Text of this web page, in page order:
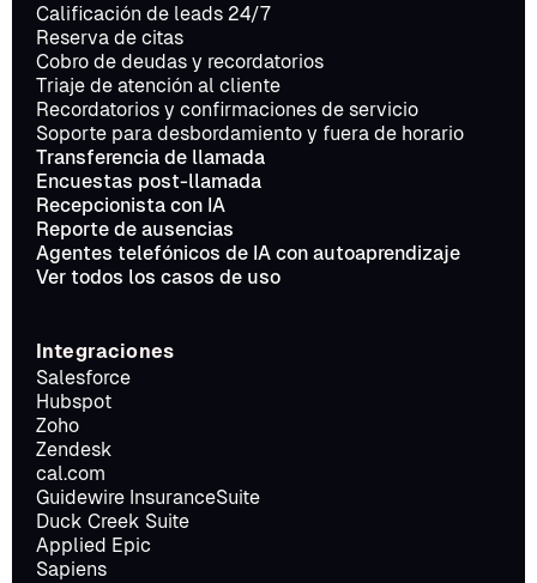
Calificación de leads 24/7
Reserva de citas
Cobro de deudas y recordatorios
Triaje de atención al cliente
Recordatorios y confirmaciones de servicio
Soporte para desbordamiento y fuera de horario
Transferencia de llamada
Encuestas post-llamada
Recepcionista con IA
Reporte de ausencias
Agentes telefónicos de IA con autoaprendizaje
Ver todos los casos de uso
Integraciones
Salesforce
Hubspot
Zoho
Zendesk
cal.com
Guidewire InsuranceSuite
Duck Creek Suite
Applied Epic
Sapiens